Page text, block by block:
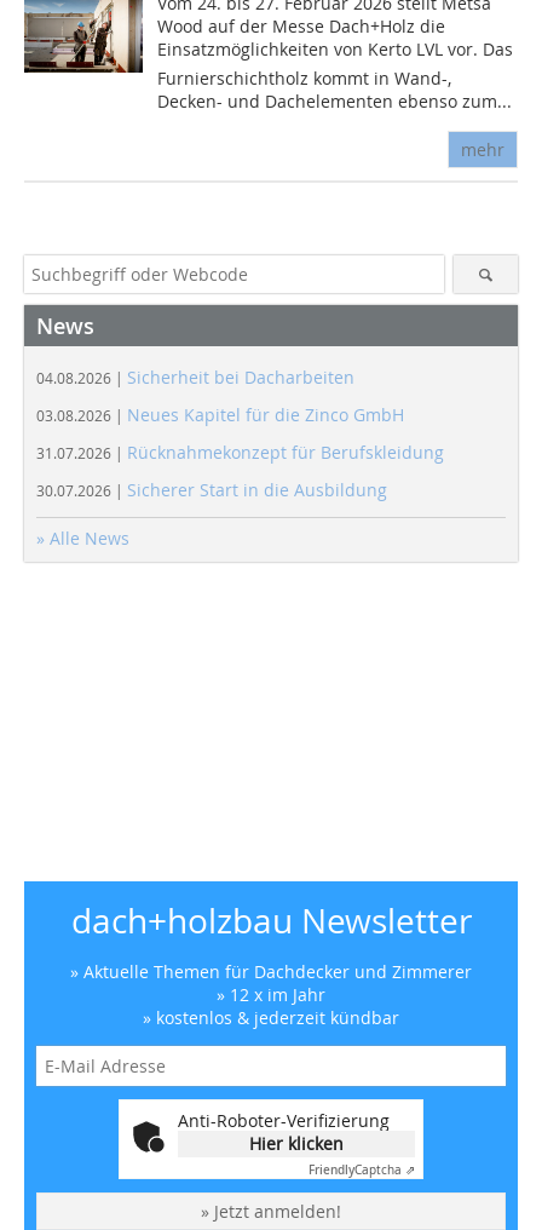
Wood auf der Messe Dach+Holz die
Einsatzmöglichkeiten von Kerto LVL vor. Das
Furnierschichtholz kommt in Wand-,
Decken- und Dachelementen ebenso zum...
mehr
News
04.08.2026 | Sicherheit bei Dacharbeiten
03.08.2026 | Neues Kapitel für die Zinco GmbH
31.07.2026 | Rücknahmekonzept für Berufskleidung
30.07.2026 | Sicherer Start in die Ausbildung
» Alle News
dach+holzbau Newsletter
» Aktuelle Themen für Dachdecker und Zimmerer
» 12 x im Jahr
» kostenlos & jederzeit kündbar
Anti-Roboter-Verifizierung
Hier klicken
FriendlyCaptcha ⇗
» Jetzt anmelden!